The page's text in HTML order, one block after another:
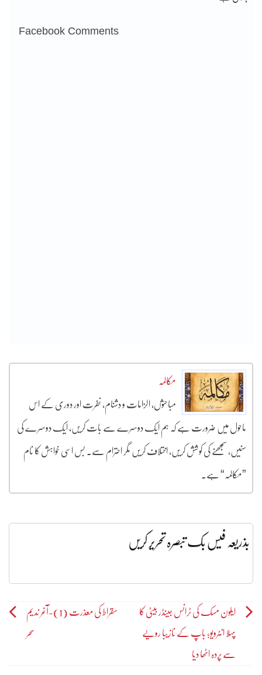
Facebook Comments
مکالمہ
مباحثوں، الزامات و دشنام، نفرت اور دوری کے اس
ماحول میں ضرورت ہے کہ ہم ایک دوسرے سے بات کریں، ایک دوسرے کی
سنیں، سمجھنے کی کوشش کریں، اختلاف کریں مگر احترام سے۔ بس اسی خواہش کا نام
”مکالمہ“ ہے۔
بذریعہ فیس بک تبصرہ تحریر کریں
Post
navigation
ایلون مسک کی ٹرانس جینڈر بیٹی کا
پہلا انٹرویو؛ باپ کے نازیبا رویے
سے پردہ اٹھا دیا
سقراط کی معذرت (1)-آغر ندیم
سحر